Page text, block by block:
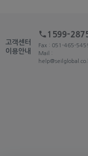
고객센터
이용안내
1599-
Fax : 051-465-
Mail :